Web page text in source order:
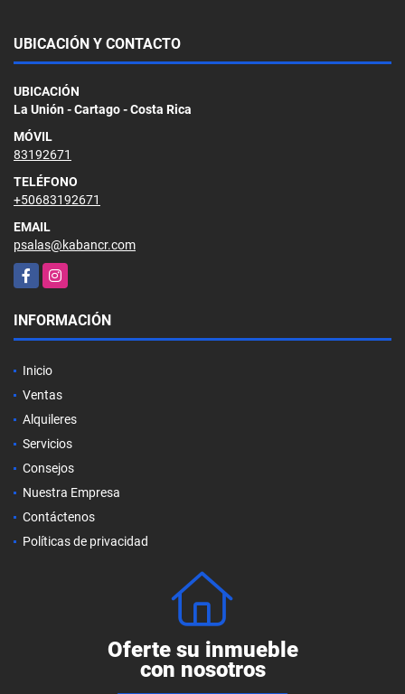
UBICACIÓN Y CONTACTO
UBICACIÓN
La Unión - Cartago - Costa Rica
MÓVIL
83192671
TELÉFONO
+50683192671
EMAIL
psalas@kabancr.com
FacebookInstagram
INFORMACIÓN
Inicio
Ventas
Alquileres
Servicios
Consejos
Nuestra Empresa
Contáctenos
Políticas de privacidad
Oferte su inmueble
con nosotros